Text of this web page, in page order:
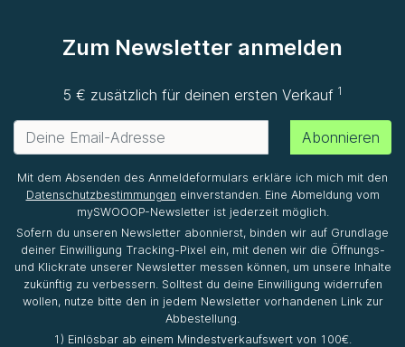
Zum Newsletter anmelden
5 € zusätzlich für deinen ersten Verkauf1
Abonnieren
Mit dem Absenden des Anmeldeformulars erkläre ich mich mit den
Datenschutzbestimmungen einverstanden. Eine Abmeldung vom
mySWOOOP-Newsletter ist jederzeit möglich.
Sofern du unseren Newsletter abonnierst, binden wir auf Grundlage
deiner Einwilligung Tracking-Pixel ein, mit denen wir die Öffnungs-
und Klickrate unserer Newsletter messen können, um unsere Inhalte
zukünftig zu verbessern. Solltest du deine Einwilligung widerrufen
wollen, nutze bitte den in jedem Newsletter vorhandenen Link zur
Abbestellung.
1) Einlösbar ab einem Mindestverkaufswert von 100€.